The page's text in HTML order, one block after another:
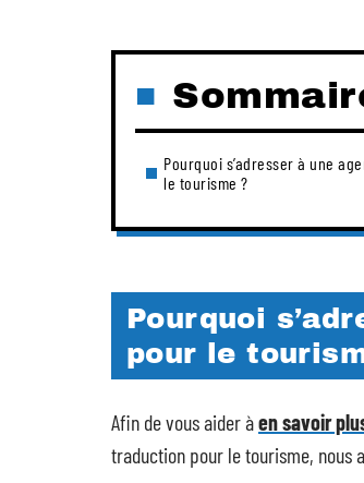
Pourquoi s’adresser à une
le tourisme ?
Pourquoi
pour le
Afin de vous aider àen savoir
traduction pour le tourisme, nous